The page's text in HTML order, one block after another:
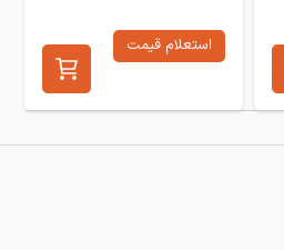
استعلام قیمت